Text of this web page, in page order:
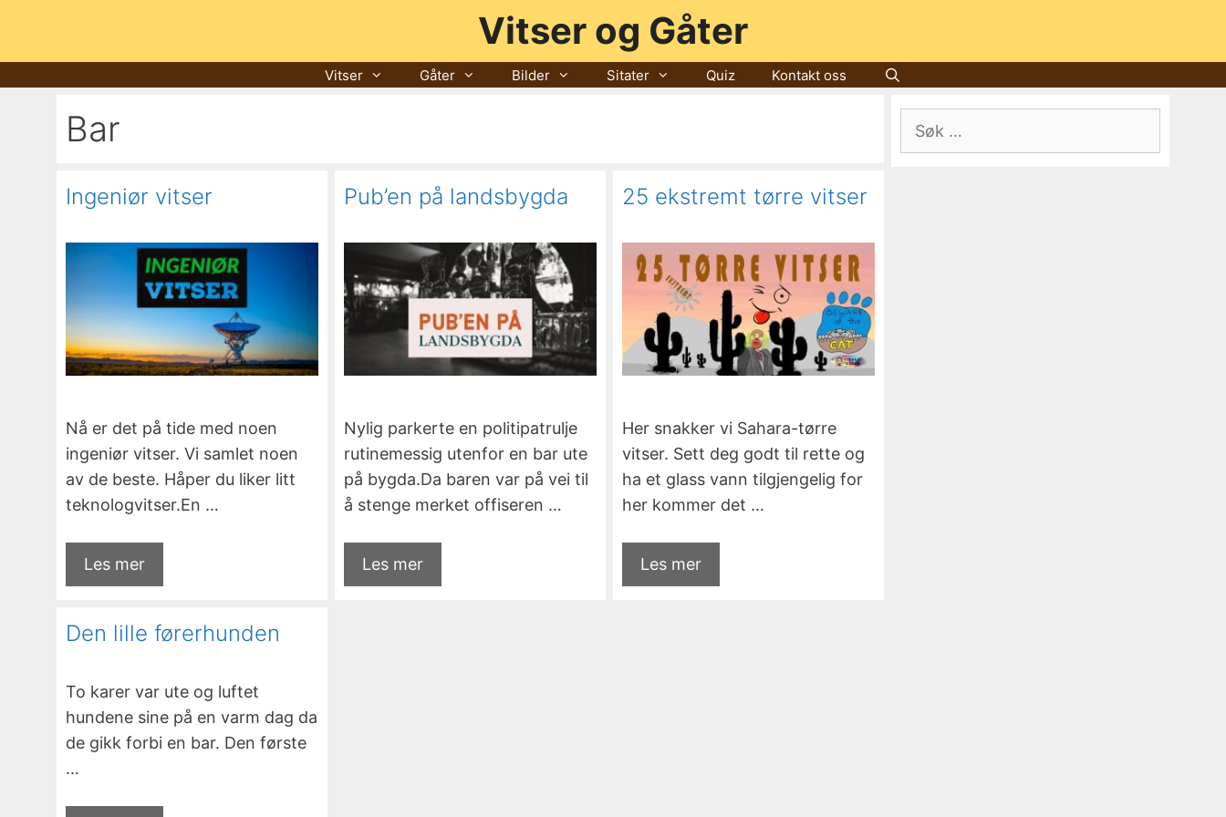
innhold
Vitser og Gåter
Vitser Gåter Bilder Sitater Quiz Kontakt oss
Bar
Ingeniør vitser
Nå er det på tide med noen
ingeniør vitser. Vi samlet noen
av de beste. Håper du liker litt
teknologvitser.En …
Les mer
Pub’en på landsbygda
Nylig parkerte en politipatrulje
rutinemessig utenfor en bar ute
på bygda.Da baren var på vei til
å stenge merket offiseren …
Les mer
25 ekstremt tørre vitser
Her snakker vi Sahara-tørre
vitser. Sett deg godt til rette og
ha et glass vann tilgjengelig for
her kommer det …
Les mer
Den lille førerhunden
To karer var ute og luftet
hundene sine på en varm dag da
de gikk forbi en bar. Den første
…
Søk